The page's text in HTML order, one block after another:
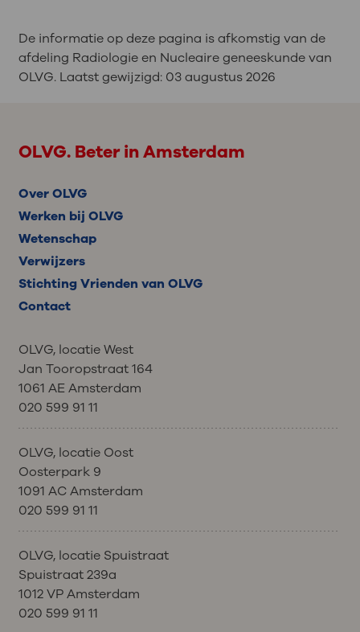
De informatie op deze pagina is afkomstig van de
afdeling Radiologie en Nucleaire geneeskunde van
OLVG. Laatst gewijzigd: 03 augustus 2026
OLVG. Beter in Amsterdam
Over OLVG
Werken bij OLVG
Wetenschap
Verwijzers
Stichting Vrienden van OLVG
Contact
OLVG, locatie West
Jan Tooropstraat 164
1061 AE Amsterdam
020 599 91 11
OLVG, locatie Oost
Oosterpark 9
1091 AC Amsterdam
020 599 91 11
OLVG, locatie Spuistraat
Spuistraat 239a
1012 VP Amsterdam
020 599 91 11